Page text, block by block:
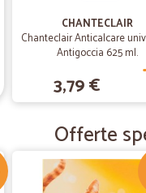
CHANTECLAIR
Chanteclair Anticalcare
Antigoccia 625 ml.
3,79 €
Offerte